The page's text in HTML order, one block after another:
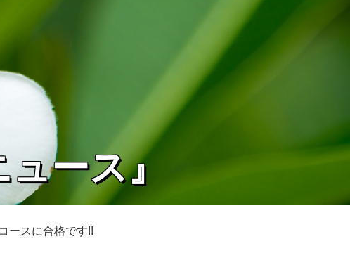
ース』
ースに合格です!!